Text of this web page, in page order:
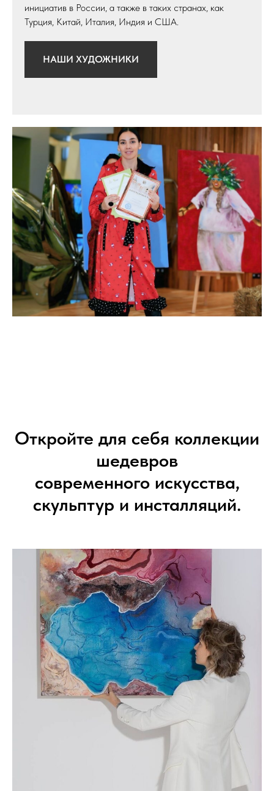
инициатив в России, а также в таких странах, как
Турция, Китай, Италия, Индия и США.
НАШИ ХУДОЖНИКИ
Откройте для себя коллекции
шедевров
современного искусства,
скульптур и инсталляций.